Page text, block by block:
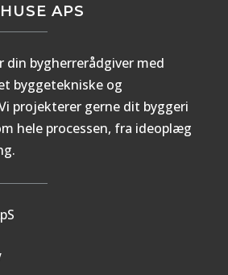
APS
din bygherrerådgiver med
byggetekniske og
projekterer gerne dit byggeri
hele processen, fra ideoplæg